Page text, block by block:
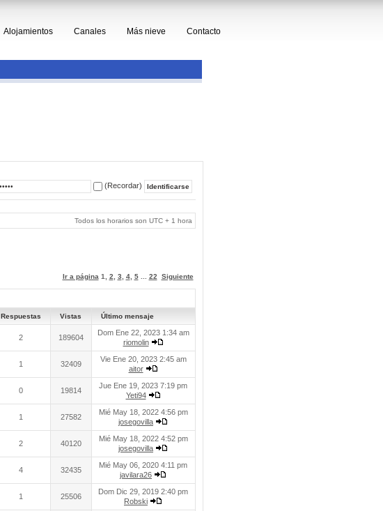
Alojamientos Canales Más nieve Contacto
(Recordar)
Todos los horarios son UTC + 1 hora
Ir a página 1 2 3 4, 5... 22 Siguiente
Respuestas Vistas Último mensaje
2 189604
Dom Ene 22, 2023 1:34 am
riomolin
1 32409
Vie Ene 20, 2023 2:45 am
aitor
0 19814
Jue Ene 19, 2023 7:19 pm
Yeti94
1 27582
Mié May 18, 2022 4:56 pm
josegovilla
2 40120
Mié May 18, 2022 4:52 pm
josegovilla
4 32435
Mié May 06, 2020 4:11 pm
javilara26
1 25506
Dom Dic 29, 2019 2:40 pm
Robski